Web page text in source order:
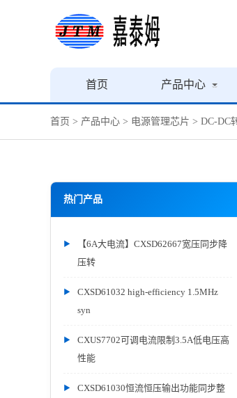
首页 产品中心
首页 > 产品中心 > 电源管理芯片 > DC-DC
热门产品
【6A大电流】CXSD62667宽压同步降
压转
CXSD61032 high-efficiency 1.5MHz
syn
CXUS7702可调电流限制3.5A低电压高
性能
CXSD61030恒流恒压输出功能同步整